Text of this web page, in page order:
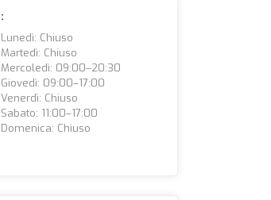
:
Lunedì: Chiuso
Martedì: Chiuso
Mercoledì: 09:00–20:30
Giovedì: 09:00–17:00
Venerdì: Chiuso
Sabato: 11:00–17:00
Domenica: Chiuso